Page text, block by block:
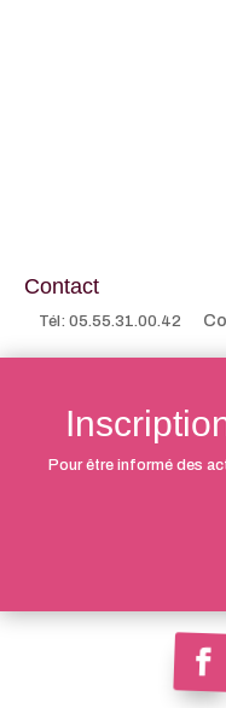
Contact
Tél: 05.55.31.00.42
Pour être informé des